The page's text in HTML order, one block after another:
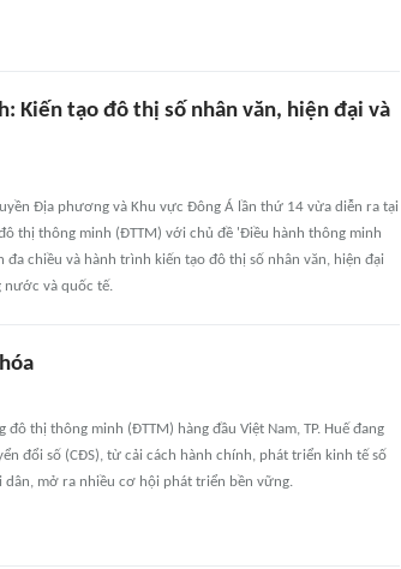
Kiến tạo đô thị số nhân văn, hiện đại và
Địa phương và Khu vực Đông Á lần thứ 14 vừa diễn ra tại
thị thông minh (ĐTTM) với chủ đề 'Điều hành thông minh
chiều và hành trình kiến tạo đô thị số nhân văn, hiện đại
nước và quốc tế.
thị thông minh (ĐTTM) hàng đầu Việt Nam, TP. Huế đang
đổi số (CĐS), từ cải cách hành chính, phát triển kinh tế số
mở ra nhiều cơ hội phát triển bền vững.